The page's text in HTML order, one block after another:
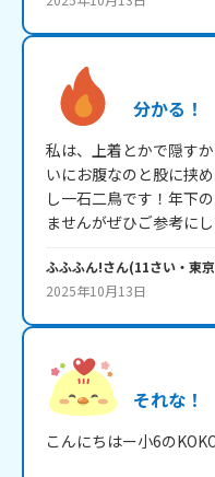
分かる！
私は、上着とかで隠す
いにお腹なのと股に挟
し一石二鳥です！年下
ませんがぜひご参考にし
ふふふん!さん(11さい・ 東京
2025年10月13日
それな！
こんにちはー小6の